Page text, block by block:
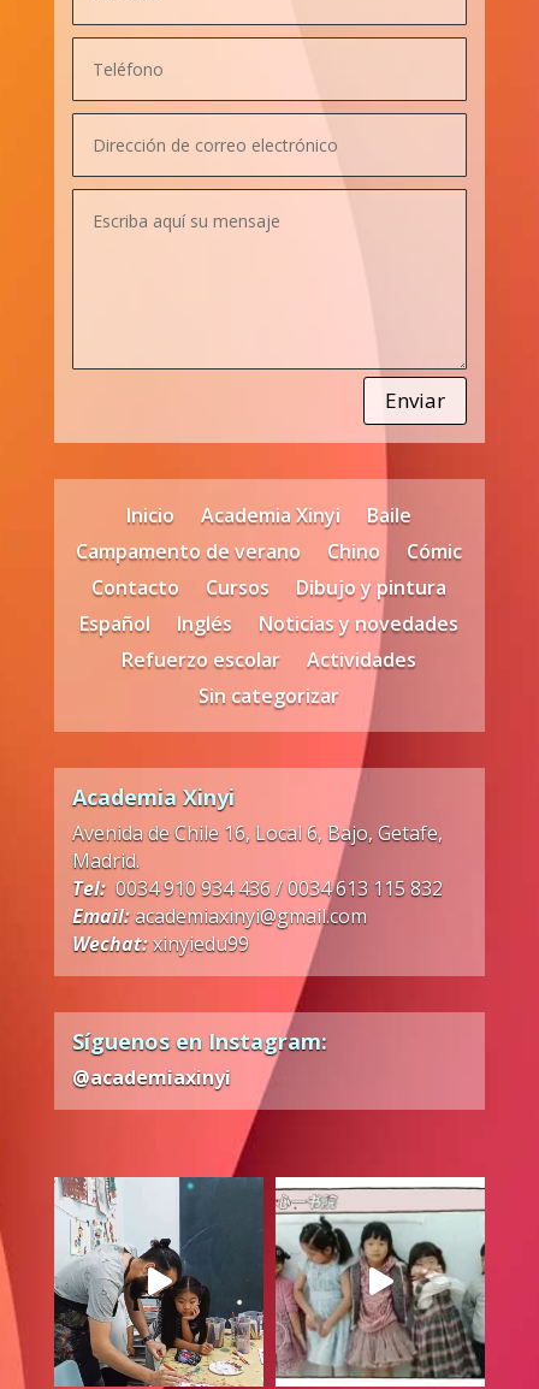
Enviar
Inicio Academia Xinyi
Baile
Campamento de verano
Chino
Cómic
Contacto
Cursos
Dibujo y pintura
Español
Inglés
Noticias y novedades
Refuerzo escolar
Actividades
Sin categorizar
Academia Xinyi
Avenida de Chile 16, Local 6, Bajo, Getafe,
Madrid.
Tel: 0034 910 934 436 / 0034 613 115 832
Email:academiaxinyi@gmail.com
Wechat:xinyiedu99
Síguenos en Instagram:
@academiaxinyi